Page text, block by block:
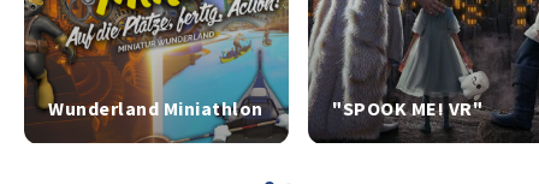
Wunderland Miniathlon "SPOOK ME! VR"